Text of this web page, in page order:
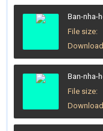
File size
Download
File size
Download